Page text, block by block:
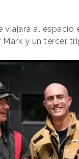
viajará al
y un tercer